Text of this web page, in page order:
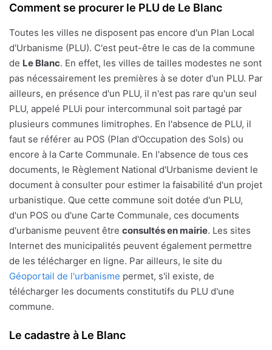
Comment se procurer le PLU de Le Blanc
Toutes les villes ne disposent pas encore d'un Plan Local
d'Urbanisme (PLU). C'est peut-être le cas de la commune
de Le Blanc. En effet, les villes de tailles modestes ne sont
pas nécessairement les premières à se doter d'un PLU. Par
ailleurs, en présence d'un PLU, il n'est pas rare qu'un seul
PLU, appelé PLUi pour intercommunal soit partagé par
plusieurs communes limitrophes. En l'absence de PLU, il
faut se référer au POS (Plan d'Occupation des Sols) ou
encore à la Carte Communale. En l'absence de tous ces
documents, le Règlement National d'Urbanisme devient le
document à consulter pour estimer la faisabilité d'un projet
urbanistique. Que cette commune soit dotée d'un PLU,
d'un POS ou d'une Carte Communale, ces documents
d'urbanisme peuvent être consultés en mairie. Les sites
Internet des municipalités peuvent également permettre
de les télécharger en ligne. Par ailleurs, le site du
Géoportail de l'urbanisme permet, s'il existe, de
télécharger les documents constitutifs du PLU d'une
commune.
Le cadastre à Le Blanc